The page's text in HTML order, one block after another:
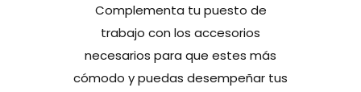
Complementa tu puesto de
trabajo con los accesorios
necesarios para que estes más
cómodo y puedas desempeñar tus